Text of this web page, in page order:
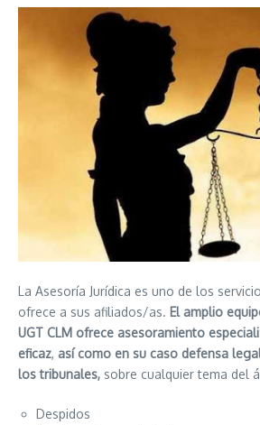
La Asesoría Jurídica es uno de los
ofrece a sus afiliados/as. El amplio
UGT CLM ofrece asesoramiento
eficaz, así como en su caso defensa
los tribunales, sobre cualquier tema del
Despidos